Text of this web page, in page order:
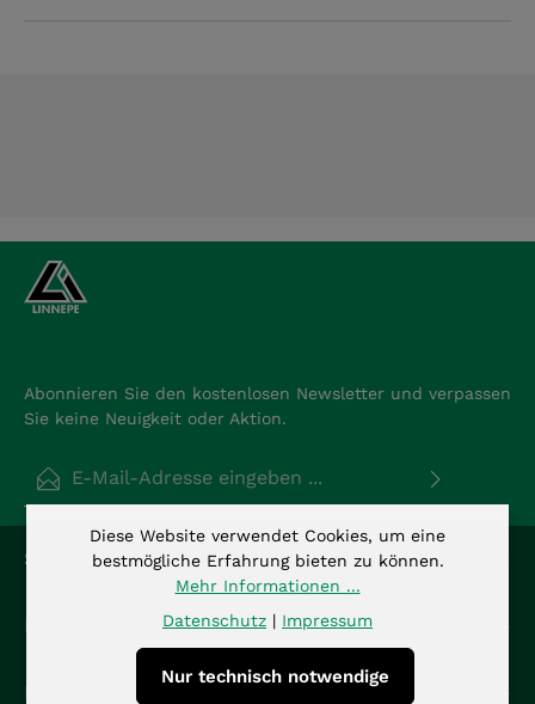
Abonnieren Sie den kostenlosen Newsletter und verpassen
Sie keine Neuigkeit oder Aktion.
Datenschutz
Ich habe dieDatenschutzbestimmungenzur
Kenntnis genommen und dieAGBgelesen und bin
mit ihnen einverstanden.
Die mit einem Stern (*) markierten Felder sind
Pflichtfelder.
Service-Hotline
Diese Website verwendet Cookies, um eine
bestmögliche Erfahrung bieten zu können.
Mehr Informationen ...
Datenschutz | Impressum
Nur technisch notwendige